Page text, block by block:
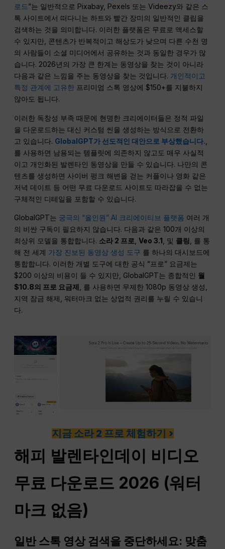
로드”는 일반적으로 Pixabay, Pexels 또는 Videezy와 같은 스
톡 사이트에서 떠다니는 하트와 빨간 장미의 일반적인 클립을
검색하는 것을 의미합니다. 이러한 플랫폼은 무료로 액세스할
수 있지만, 콘텐츠가 반복적이고 해상도가 낮으며 다른 수천 명
의 사람들이 소셜 미디어에서 공유하는 것과 동일한 경우가 많
습니다. 2026년의 가장 큰 한계는 동영상을 찾는 것이 아니라
다음과 같은 느낌을 주는 동영상을 찾는 것입니다. 개인적이고
특정 관계에 고유한 프리미엄 스톡 영상에 $150+를 지불하지
않아도 됩니다.
이러한 독창성 부족 때문에 현명한 크리에이터들은 정적 파일
을 다운로드하는 대신 커스텀 씬을 생성하는 방식으로 전환하
고 있습니다. GlobalGPT가 선도적인 대안으로 부상했습니다.
를 사용하면 남용되는 템플릿에 의존하지 않고도 매우 사실적
이고 개인화된 발렌타인 동영상을 만들 수 있습니다. 나만의 콘
텐츠를 생성하면 사이버 펑크 해변을 걷는 커플이나 영화 같은
저녁 데이트 등 어떤 무료 다운로드 사이트도 따라잡을 수 없는
구체적인 디테일을 포함할 수 있습니다.
GlobalGPT는 궁극의 “올인원” AI 크리에이티브 플랫폼 여러 개
의 비싼 구독이 필요하지 않습니다. 다음과 같은 100개 이상의
최상위 모델을 통합합니다. 소라 2 프로 ,Veo 3.1 , 및 클링 , 를 통
해 전 세계 가장 진보된 동영상 생성 도구 를 하나의 대시보드에
통합합니다. 이러한 개별 도구에 대한 공식 “프로” 요금제는
$200 이상의 비용이 들 수 있지만, GlobalGPT는 종합적인 월
$10.8의 프로 요금제 , 를 사용하면 무제한 1080p 동영상 생성,
지역 잠금 해제, 워터마크 없는 상업적 권리를 누릴 수 있습니
다.
지금 소라 2 프로 체험하기 >
해피 발렌타인데이 비디오
무료 다운로드 2026 (워터
마크 없음)
일반 스톡 영상 검색을 중단하세요: 맞춤